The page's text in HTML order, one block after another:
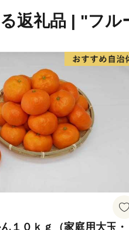
返礼品 | "フル
１０ｋｇ（家庭用大玉・